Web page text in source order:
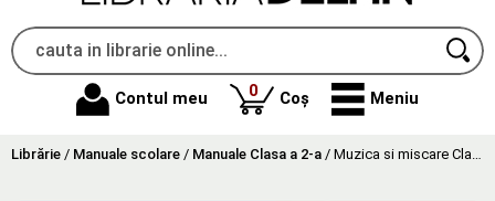
Contul meu 0produse
Coș Meniu
Librărie / Manuale scolare / Manuale Clasa a 2-a / Muzica si miscare Clasa 2